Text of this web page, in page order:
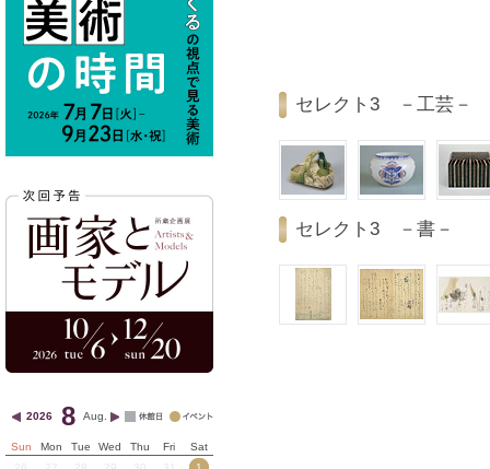
セレクト3 －工芸－
セレクト3 －書－
2026 8 Aug.
Sun Mon Tue Wed Thu Fri
Sat